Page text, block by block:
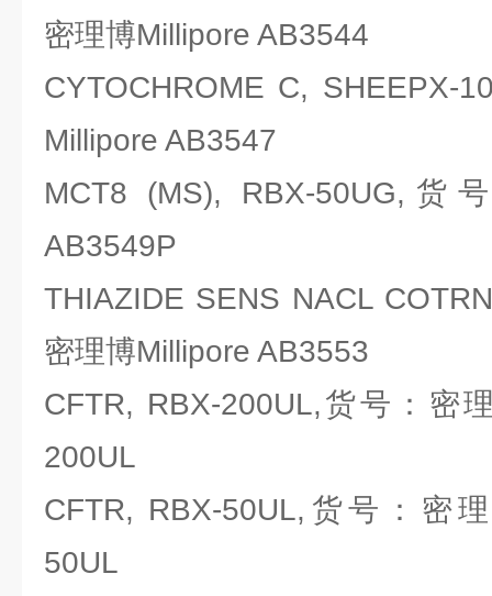
密理博Millipore AB3544
CYTOCHROME C, SHEEPX-
Millipore AB3547
MCT8 (MS), RBX-50UG,货
AB3549P
THIAZIDE SENS NACL
密理博Millipore AB3553
CFTR, RBX-200UL,货号：密
200UL
CFTR, RBX-50UL,货号：密
50UL